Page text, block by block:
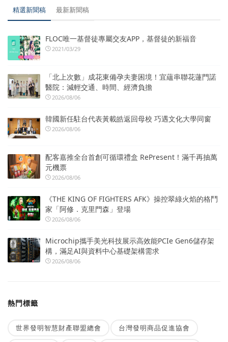
精選新聞稿 最新新聞稿
FLOC唯一基督徒專屬交友APP，基督徒的新福音
2021/03/29
「北上次數」成花東備孕夫妻困境！宜蘊串聯花蓮門諾
醫院：減輕交通、時間、經濟負擔
2026/08/06
韓國新任駐台代表黃載皓返回母校 巧遇文化大學同窗
2026/08/06
配客嘉推全台首創可循環禮盒 RePresent！滿千再抽萬
元機票
2026/08/06
《THE KING OF FIGHTERS AFK》操控翠綠火焰的格鬥
家「阿修．克里門森」登場
2026/08/06
Microchip攜手美光科技展示高效能PCIe Gen6儲存架
構，滿足AI與資料中心基礎架構需求
2026/08/06
熱門標籤
世界發明智慧財產聯盟總會 台灣發明商品促進協會